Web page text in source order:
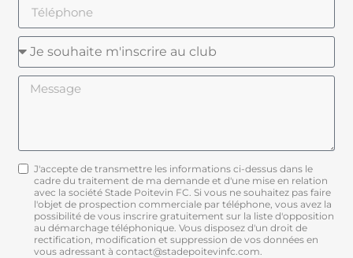
J'accepte de transmettre les informations ci-dessus dans le
cadre du traitement de ma demande et d'une mise en relation
avec la société Stade Poitevin FC. Si vous ne souhaitez pas faire
l'objet de prospection commerciale par téléphone, vous avez la
possibilité de vous inscrire gratuitement sur la liste d'opposition
au démarchage téléphonique. Vous disposez d'un droit de
rectification, modification et suppression de vos données en
vous adressant à contact@stadepoitevinfc.com.